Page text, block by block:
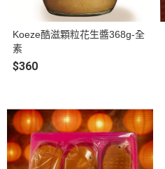
Koeze酷滋顆粒花生醬368g-全
素
$360